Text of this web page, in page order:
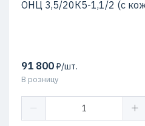
ОНЦ 3,5/20К5-1,1/2 (с
91 800₽/шт.
В розницу